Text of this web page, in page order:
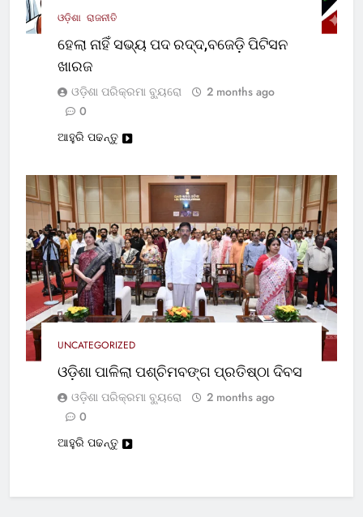
ଓଡ଼ିଶା ରାଜନୀତି
ହେଲା ନାହିଁ ସଭ୍ୟ ପଦ ରଦ୍ଦ,ବଜେଡ଼ି ପିଟିସନ
ଖାରଜ
ଓଡ଼ିଶା ପରିକ୍ରମା ବ୍ୟୁରୋ
2 months ago
0
ଆହୁରି ପଢନ୍ତୁ
UNCATEGORIZED
ଓଡ଼ିଶା ପାଳିଲା ପଶ୍ଚିମବଙ୍ଗ ପ୍ରତିଷ୍ଠା ଦିବସ
ଓଡ଼ିଶା ପରିକ୍ରମା ବ୍ୟୁରୋ
2 months ago
0
ଆହୁରି ପଢନ୍ତୁ